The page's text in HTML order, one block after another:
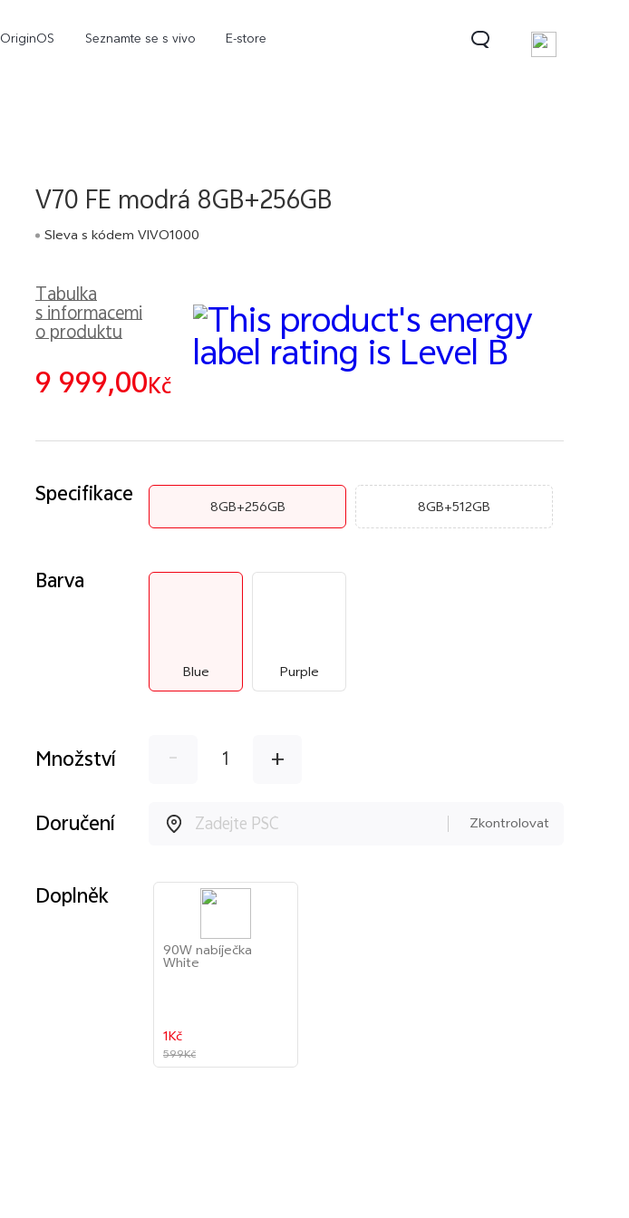
OriginOS Seznamte se s vivo E-store
X200 Pro V70 FE
V70 FE modrá 8GB+256GB
Sleva s kódem VIVO1000
Tabulka
s informacemi
o produktu
9 999,00 Kč
Specifikace
8GB+256GB 8GB+512GB
Barva
Blue Purple
Množství - 1 +
Doručení Zkontrolovat
Doplněk
90W nabíječka
White
1Kč
599Kč